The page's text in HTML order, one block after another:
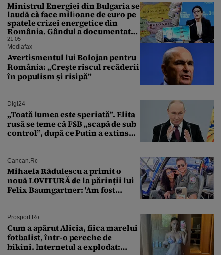
Ministrul Energiei din Bulgaria se
laudă că face milioane de euro pe
spatele crizei energetice din
România. Gândul a documentat
cazul
21:05
Mediafax
Avertismentul lui Bolojan pentru
România: „Crește riscul recăderii
în populism și risipă”
Digi24
„Toată lumea este speriată”. Elita
rusă se teme că FSB „scapă de sub
control”, după ce Putin a extins
Cancan.ro
Mihaela Rădulescu a primit o
nouă LOVITURĂ de la părinții lui
Felix Baumgartner: 'Am fost
Prosport.ro
Cum a apărut Alicia, fiica marelui
fotbalist, într-o pereche de
bikini. Internetul a explodat: